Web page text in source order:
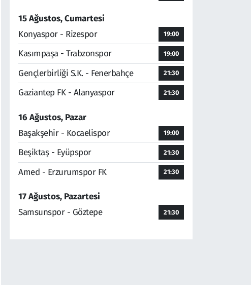
15 Ağustos, Cumartesi
Konyaspor - Rizespor
19:00
Kasımpaşa - Trabzonspor 19:00
Gençlerbirliği S.K. - Fenerbahçe 21:30
Gaziantep FK - Alanyaspor 21:30
16 Ağustos, Pazar
Başakşehir - Kocaelispor
19:00
Beşiktaş - Eyüpspor 21:30
Amed - Erzurumspor FK 21:30
17 Ağustos, Pazartesi
Samsunspor - Göztepe
21:30